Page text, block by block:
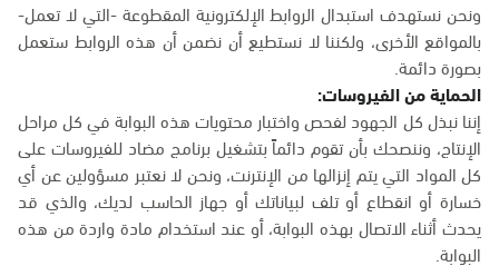
ونحن نستهدف استبدال الروابط الإلكترونية المقطوعة -التي لا تعمل-
بالمواقع الأخرى، ولكننا لا نستطيع أن نضمن أن هذه الروابط ستعمل
بصورة دائمة.
الحماية من الفيروسات:
إننا نبذل كل الجهود لفحص واختبار محتويات هذه البوابة في كل مراحل
الإنتاج، وننصحك بأن تقوم دائماً بتشغيل برنامج مضاد للفيروسات على
كل المواد التي يتم إنزالها من الإنترنت، ونحن لا نعتبر مسؤولين عن أي
خسارة أو انقطاع أو تلف لبياناتك أو جهاز الحاسب لديك، والذي قد
يحدث أثناء الاتصال بهذه البوابة، أو عند استخدام مادة واردة من هذه
البوابة.